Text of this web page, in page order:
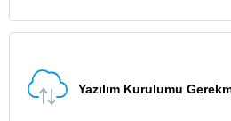
Yazılım Kurulumu